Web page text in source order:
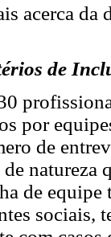
acerca
de
por
de
de
de
sociais,